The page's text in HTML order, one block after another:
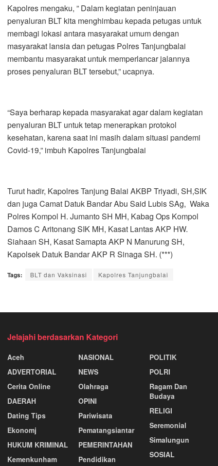
Kapolres mengaku, ” Dalam kegiatan peninjauan
penyaluran BLT kita menghimbau kepada petugas untuk
membagi lokasi antara masyarakat umum dengan
masyarakat lansia dan petugas Polres Tanjungbalai
membantu masyarakat untuk memperlancar jalannya
proses penyaluran BLT tersebut,” ucapnya.
“Saya berharap kepada masyarakat agar dalam kegiatan
penyaluran BLT untuk tetap menerapkan protokol
kesehatan, karena saat ini masih dalam situasi pandemi
Covid-19,” imbuh Kapolres Tanjungbalai
Turut hadir, Kapolres Tanjung Balai AKBP Triyadi, SH,SIK
dan juga Camat Datuk Bandar Abu Said Lubis SAg, Waka
Polres Kompol H. Jumanto SH MH, Kabag Ops Kompol
Damos C Aritonang SIK MH, Kasat Lantas AKP HW.
Siahaan SH, Kasat Samapta AKP N Manurung SH,
Kapolsek Datuk Bandar AKP R Sinaga SH. (***)
Tags: BLT dan Vaksinasi Kapolres Tanjungbalai
Jelajahi berdasarkan Kategori
Aceh
ADVERTORIAL
Cerita Online
DAERAH
Dating Tips
Ekonomj
HUKUM KRIMINAL
Kemenkunham
NASIONAL
NEWS
Olahraga
OPINI
Pariwisata
Pematangsiantar
PEMERINTAHAN
Pendidikan
POLITIK
POLRI
Ragam Dan
Budaya
RELIGI
Seremonial
Simalungun
SOSIAL